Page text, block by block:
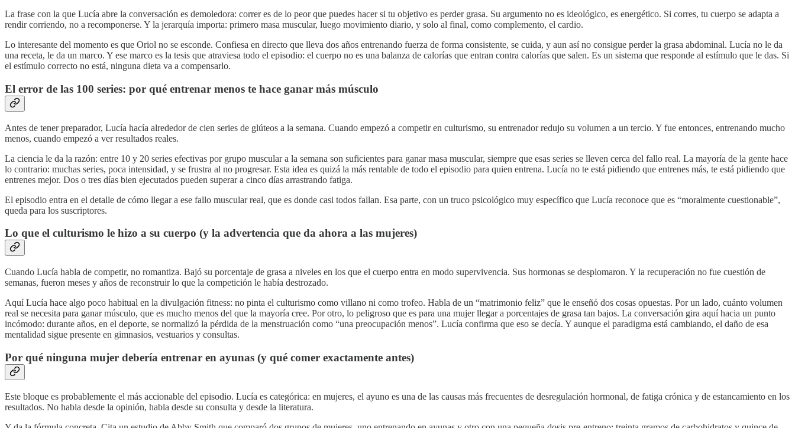
La frase con la que Lucía abre la conversación es demoledora: correr es de lo peor que puedes hacer si tu objetivo es perder grasa. Su argumento no es ideológico, es energético. Si corres, tu cuerpo se adapta a
rendir corriendo, no a recomponerse. Y la jerarquía importa: primero masa muscular, luego movimiento diario, y solo al final, como complemento, el cardio.
Lo interesante del momento es que Oriol no se esconde. Confiesa en directo que lleva dos años entrenando fuerza de forma consistente, se cuida, y aun así no consigue perder la grasa abdominal. Lucía no le da
una receta, le da un marco. Y ese marco es la tesis que atraviesa todo el episodio: el cuerpo no es una balanza de calorías que entran contra calorías que salen. Es un sistema que responde al estímulo que le das. Si
el estímulo correcto no está, ninguna dieta va a compensarlo.
El error de las 100 series: por qué entrenar menos te hace ganar más músculo
Antes de tener preparador, Lucía hacía alrededor de cien series de glúteos a la semana. Cuando empezó a competir en culturismo, su entrenador redujo su volumen a un tercio. Y fue entonces, entrenando mucho
menos, cuando empezó a ver resultados reales.
La ciencia le da la razón: entre 10 y 20 series efectivas por grupo muscular a la semana son suficientes para ganar masa muscular, siempre que esas series se lleven cerca del fallo real. La mayoría de la gente hace
lo contrario: muchas series, poca intensidad, y se frustra al no progresar. Esta idea es quizá la más rentable de todo el episodio para quien entrena. Lucía no te está pidiendo que entrenes más, te está pidiendo que
entrenes mejor. Dos o tres días bien ejecutados pueden superar a cinco días arrastrando fatiga.
El episodio entra en el detalle de cómo llegar a ese fallo muscular real, que es donde casi todos fallan. Esa parte, con un truco psicológico muy específico que Lucía reconoce que es “moralmente cuestionable”,
queda para los suscriptores.
Lo que el culturismo le hizo a su cuerpo (y la advertencia que da ahora a las mujeres)
Cuando Lucía habla de competir, no romantiza. Bajó su porcentaje de grasa a niveles en los que el cuerpo entra en modo supervivencia. Sus hormonas se desplomaron. Y la recuperación no fue cuestión de
semanas, fueron meses y años de reconstruir lo que la competición le había destrozado.
Aquí Lucía hace algo poco habitual en la divulgación fitness: no pinta el culturismo como villano ni como trofeo. Habla de un “matrimonio feliz” que le enseñó dos cosas opuestas. Por un lado, cuánto volumen
real se necesita para ganar músculo, que es mucho menos del que la mayoría cree. Por otro, lo peligroso que es para una mujer llegar a porcentajes de grasa tan bajos. La conversación gira aquí hacia un punto
incómodo: durante años, en el deporte, se normalizó la pérdida de la menstruación como “una preocupación menos”. Lucía confirma que eso se decía. Y aunque el paradigma está cambiando, el daño de esa
mentalidad sigue presente en gimnasios, vestuarios y consultas.
Por qué ninguna mujer debería entrenar en ayunas (y qué comer exactamente antes)
Este bloque es probablemente el más accionable del episodio. Lucía es categórica: en mujeres, el ayuno es una de las causas más frecuentes de desregulación hormonal, de fatiga crónica y de estancamiento en los
resultados. No habla desde la opinión, habla desde su consulta y desde la literatura.